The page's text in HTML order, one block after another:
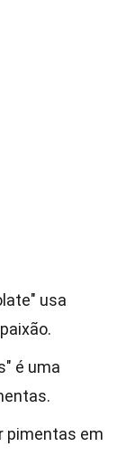
usa
é uma
pimentas em